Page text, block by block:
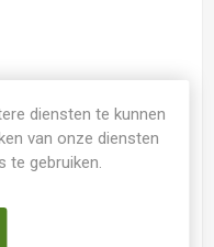
diensten te kunnen
van onze diensten
gebruiken.